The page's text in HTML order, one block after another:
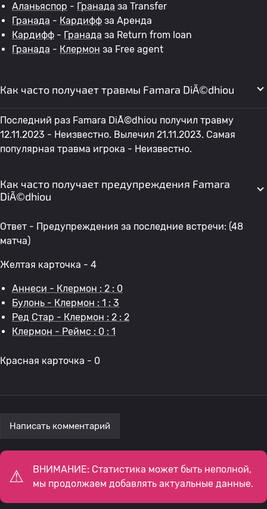
Аланьяспор - Гранада за Transfer
Гранада - Кардифф за Аренда
Кардифф - Гранада за Return from loan
Гранада - Клермон за Free agent
Как часто получает травмы Famara DiÃ©dhiou
Последний раз Famara DiÃ©dhiou получил травму
12.11.2023 - Неизвестно. Вылечил 21.11.2023. Самая
популярная травма игрока - Неизвестно.
Как часто получает предупреждения Famara
DiÃ©dhiou
Ответ - Предупреждения за последние встречи: (48
матча)
Желтая карточка - 4
Аннеси - Клермон : 2 : 0
Булонь - Клермон : 1 : 3
Ред Стар - Клермон : 2 : 2
Клермон - Реймс : 0 : 1
Красная карточка - 0
Написать комментарий
ВНИМАНИЕ: Статистика может быть неполной,
мы продолжаем добавлять актуальные данные.